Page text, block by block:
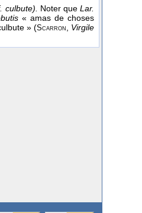
culbute). Noter queLar.
« amas de choses
» (Scarron, Virgile